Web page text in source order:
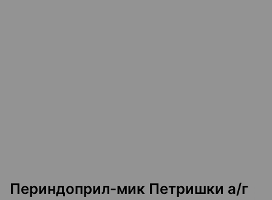
Периндоприл-мик Петришки а/г